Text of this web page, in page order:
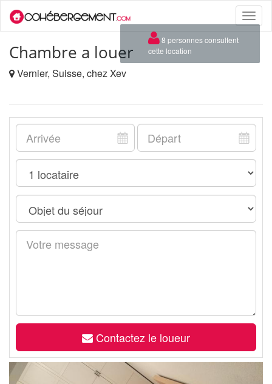
Toggle
Chambre a louer
Vernier, Suisse, chez Xev
Contactez le loueur
×
8 personnes consultent
cette location